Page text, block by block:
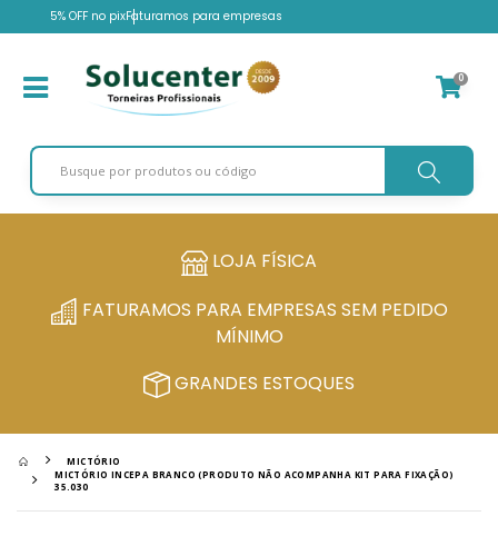
5% OFF no pixFaturamos para empresas
0
LOJA FÍSICA
FATURAMOS PARA EMPRESAS SEM PEDIDO
MÍNIMO
GRANDES ESTOQUES
MICTÓRIO
MICTÓRIO INCEPA BRANCO (PRODUTO NÃO ACOMPANHA KIT PARA FIXAÇÃO)
35.030